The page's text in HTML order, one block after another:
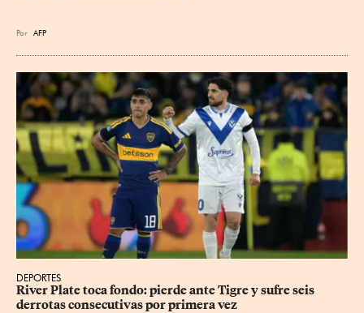
Por AFP
DEPORTES
River Plate toca fondo: pierde ante Tigre y sufre seis
derrotas consecutivas por primera vez